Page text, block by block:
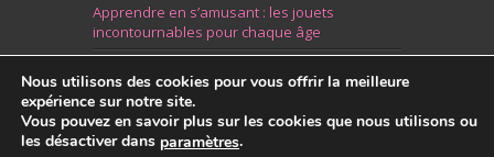
Apprendre en s’amusant : les jouets
incontournables pour chaque âge
Nous utilisons des cookies pour vous offrir la meilleure
expérience sur notre site.
Vous pouvez en savoir plus sur les cookies que nous utilisons ou
les désactiver dans paramètres.